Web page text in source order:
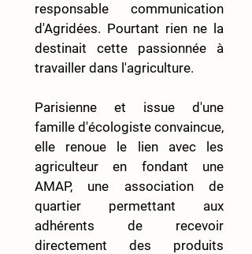
responsable communication
d'Agridées. Pourtant rien ne la
destinait cette passionnée à
travailler dans l'agriculture.
Parisienne et issue d'une
famille d'écologiste convaincue,
elle renoue le lien avec les
agriculteur en fondant une
AMAP, une association de
quartier permettant aux
adhérents de recevoir
directement des produits